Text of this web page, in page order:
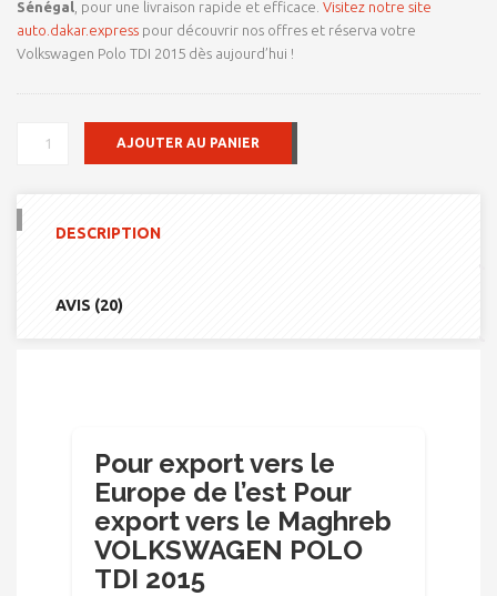
Sénégal , pour une livraison rapide et efficace. Visitez notre site
auto.dakar.express pour découvrir nos offres et réserva votre
Volkswagen Polo TDI 2015 dès aujourd’hui !
QUANTITÉ
AJOUTER AU PANIER
DESCRIPTION
AVIS (20)
Pour export vers le
Europe de l’est Pour
export vers le Maghreb
VOLKSWAGEN POLO
TDI 2015